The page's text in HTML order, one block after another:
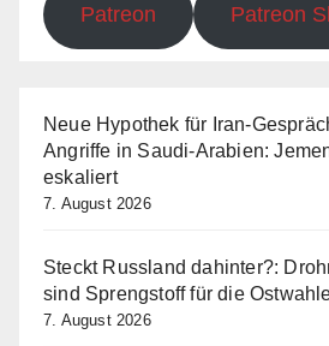
Patreon Patreon
Neue Hypothek für Iran-
Angriffe in Saudi-Arabien:
eskaliert
7. August 2026
Steckt Russland dahinter?:
sind Sprengstoff für die
7. August 2026